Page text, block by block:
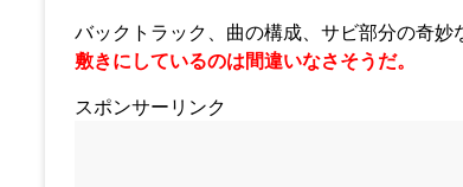
バックトラック、曲の構成、サビ部分の奇妙
敷きにしているのは間違いなさそうだ。
スポンサーリンク